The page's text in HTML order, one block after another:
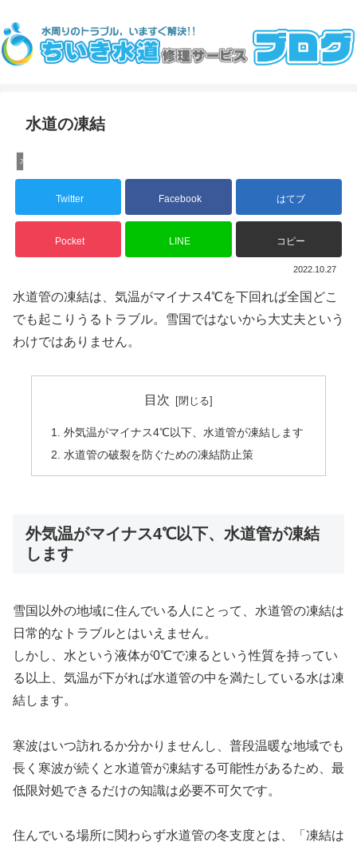
水道の凍結
水道水漏れ
Twitter Facebook はてブ
Pocket LINE コピー
2022.10.27
水道管の凍結は、気温がマイナス4℃を下回れば全国どこ
でも起こりうるトラブル。雪国ではないから大丈夫という
わけではありません。
目次
外気温がマイナス4℃以下、水道管が凍結します
水道管の破裂を防ぐための凍結防止策
外気温がマイナス4℃以下、水道管が凍結
します
雪国以外の地域に住んでいる人にとって、水道管の凍結は
日常的なトラブルとはいえません。
しかし、水という液体が0℃で凍るという性質を持ってい
る以上、気温が下がれば水道管の中を満たしている水は凍
結します。
寒波はいつ訪れるか分かりませんし、普段温暖な地域でも
長く寒波が続くと水道管が凍結する可能性があるため、最
低限対処できるだけの知識は必要不可欠です。
住んでいる場所に関わらず水道管の冬支度とは、「凍結は